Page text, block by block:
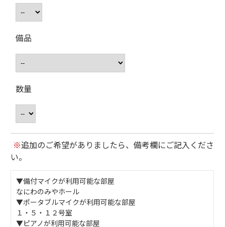
備品
数量
※追加のご希望がありましたら、備考欄にご記入くださ
い。
▼備付マイクが利用可能な部屋
なにわのみやホール
▼ポータブルマイクが利用可能な部屋
１・５・１２号室
▼ピアノが利用可能な部屋